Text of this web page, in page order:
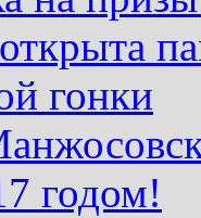
гонки
годом!